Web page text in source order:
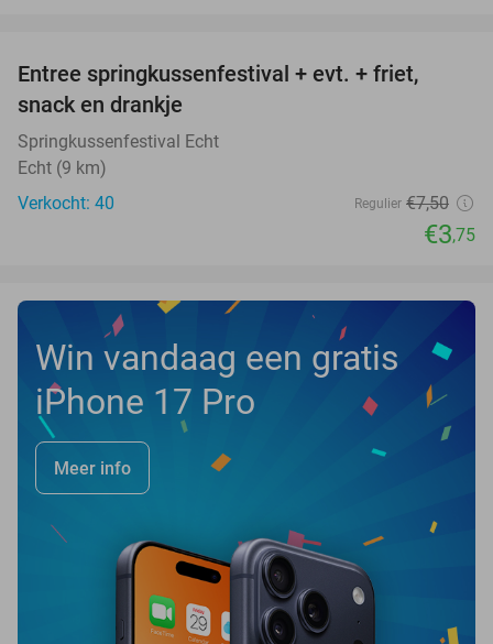
TODAY
Entree springkussenfestival + evt. + friet,
snack en drankje
Springkussenfestival Echt
Echt (9 km)
Verkocht: 40
Regulier €7,50
€3,75
Win vandaag een gratis
iPhone 17 Pro
Meer info